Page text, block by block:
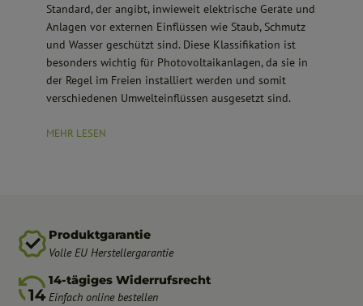
Standard, der angibt, inwieweit elektrische Geräte und
Anlagen vor externen Einflüssen wie Staub, Schmutz
und Wasser geschützt sind. Diese Klassifikation ist
besonders wichtig für Photovoltaikanlagen, da sie in
der Regel im Freien installiert werden und somit
verschiedenen Umwelteinflüssen ausgesetzt sind.
MEHR LESEN
Produktgarantie
Volle EU Herstellergarantie
14-tägiges Widerrufsrecht
Einfach online bestellen